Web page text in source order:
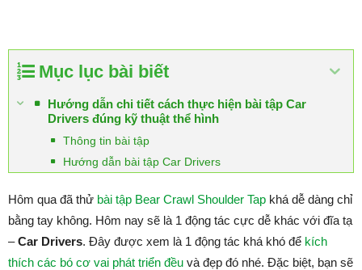
Mục lục bài biết
Hướng dẫn chi tiết cách thực hiện bài tập Car
Drivers đúng kỹ thuật thể hình
Thông tin bài tập
Hướng dẫn bài tập Car Drivers
Hôm qua đã thử bài tập Bear Crawl Shoulder Tap khá dễ dàng chỉ
bằng tay không. Hôm nay sẽ là 1 động tác cực dễ khác với đĩa tạ
–Car Drivers. Đây được xem là 1 động tác khá khó để kích
thích các bó cơ vai phát triển đều và đẹp đó nhé. Đặc biệt, bạn sẽ